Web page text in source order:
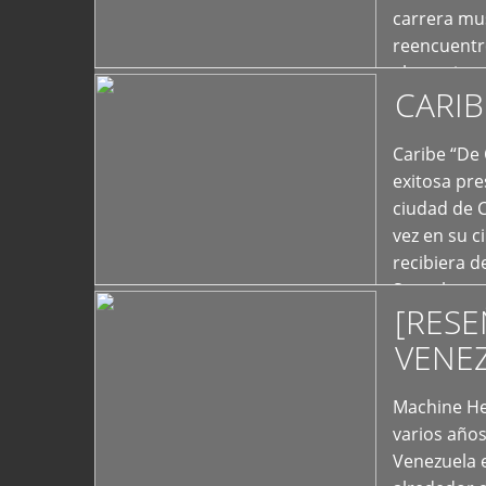
carrera
el exterior
Caribe
exitosa
ciudad de
vez en su
recibiera
Store los
Machine
varios
Venezuela